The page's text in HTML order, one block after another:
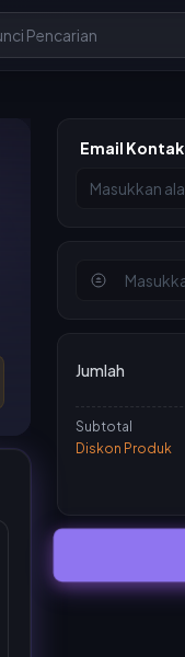
Email Kontak
Jumlah
Subtotal
Diskon Produk